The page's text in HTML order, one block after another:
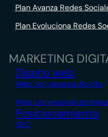
Plan Avanza Redes
Plan Evoluciona Redes
MARKETING
Diseño web
Web con reserva de cita
Web con reserva de mesa
Posicionamiento
SEO